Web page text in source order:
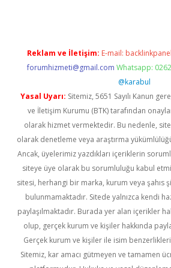
Reklam ve İletişim: E-mail:
forumhizmeti@gmail.com Whatsapp:
@karabul
Yasal Uyarı: Sitemiz, 5651 Sayılı Kanun
ve İletişim Kurumu (BTK) tarafından
olarak hizmet vermektedir. Bu nedenle,
olarak denetleme veya araştırma
Ancak, üyelerimiz yazdıkları içeriklerin
siteye üye olarak bu sorumluluğu kabul
sitesi, herhangi bir marka, kurum veya şahıs
bulunmamaktadır. Sitede yalnızca kendi
paylaşılmaktadır. Burada yer alan içerikler
olup, gerçek kurum ve kişiler hakkında
Gerçek kurum ve kişiler ile isim
Sitemiz, kar amacı gütmeyen ve tamamen